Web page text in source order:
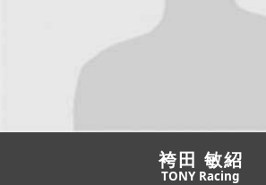
JBCF ROAD SERIES
袴田 敏紹
TONY Racing